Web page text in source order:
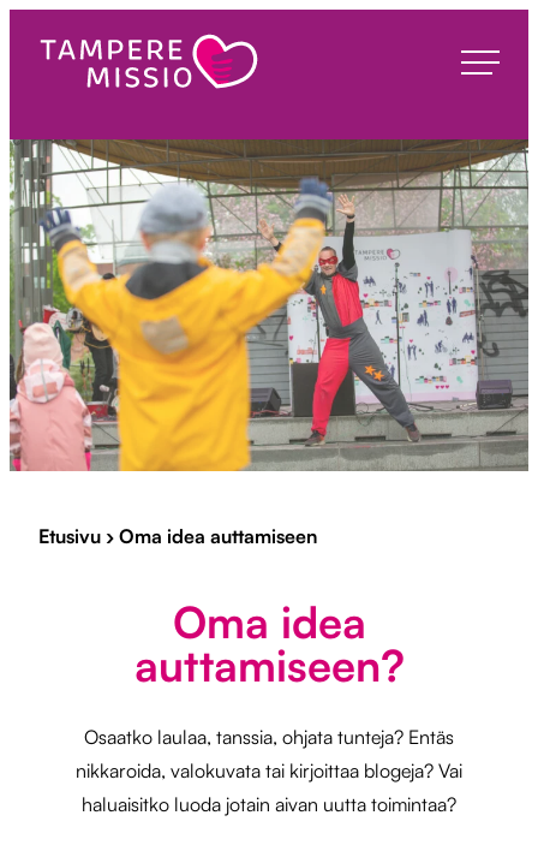
suoraan
sisältöön
TampereMissio
Etusivu › Oma idea auttamiseen
Oma idea
auttamiseen?
Osaatko laulaa, tanssia, ohjata tunteja? Entäs
nikkaroida, valokuvata tai kirjoittaa blogeja? Vai
haluaisitko luoda jotain aivan uutta toimintaa?